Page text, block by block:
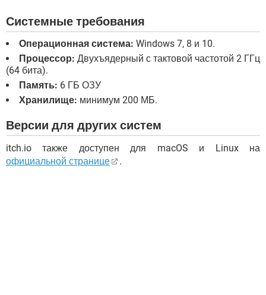
Системные требования
Операционная система: Windows 7, 8 и 10.
Процессор: Двухъядерный с тактовой частотой 2 ГГц
(64 бита).
Память: 6 ГБ ОЗУ
Хранилище: минимум 200 МБ.
Версии для других систем
itch.io также доступен для macOS и Linux на
официальной странице
.